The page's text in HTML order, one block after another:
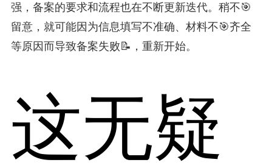
强，备案的要求和流程也在不断更新迭代。稍不🎯
留意，就可能因为信息填写不准确、材料不🎯齐全
等原因而导致备案失败📝，重新开始。
这无疑